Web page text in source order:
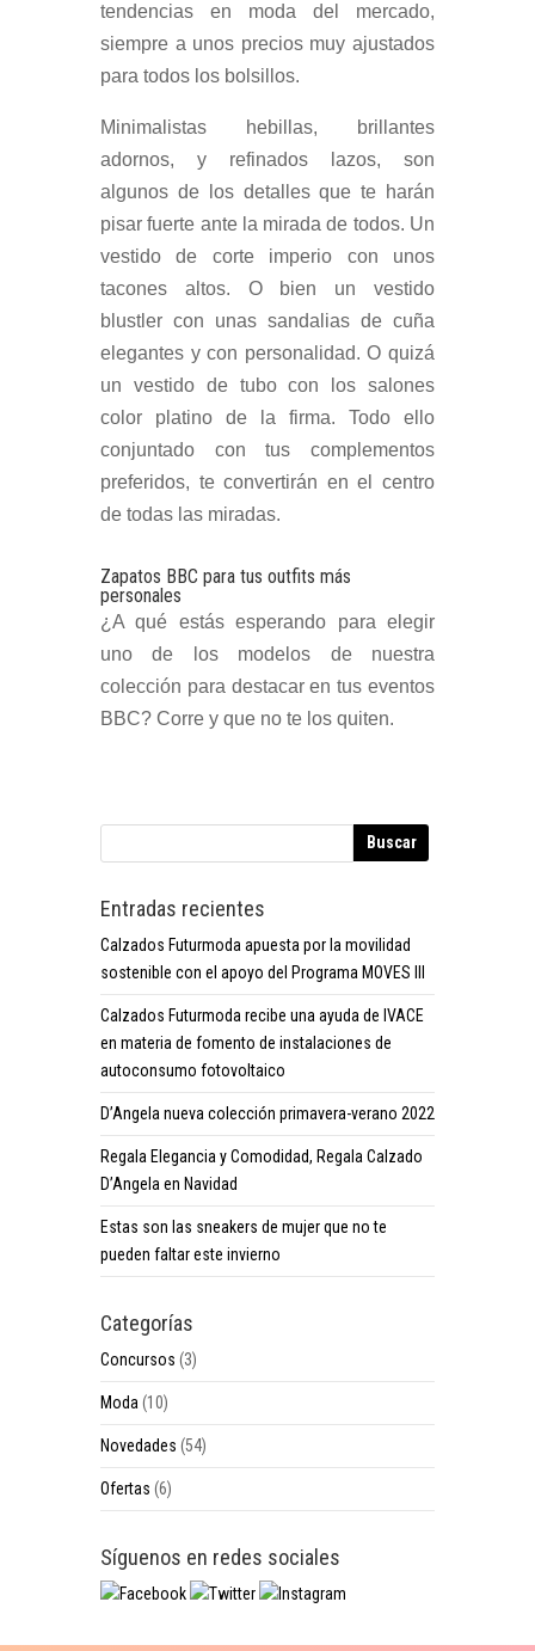
tendencias en moda del mercado,
siempre a unos precios muy ajustados
para todos los bolsillos.
Minimalistas hebillas, brillantes
adornos, y refinados lazos, son
algunos de los detalles que te harán
pisar fuerte ante la mirada de todos. Un
vestido de corte imperio con unos
tacones altos. O bien un vestido
blustler con unas sandalias de cuña
elegantes y con personalidad. O quizá
un vestido de tubo con los salones
color platino de la firma. Todo ello
conjuntado con tus complementos
preferidos, te convertirán en el centro
de todas las miradas.
Zapatos BBC para tus outfits más
personales
¿A qué estás esperando para elegir
uno de los modelos de nuestra
colección para destacar en tus eventos
BBC? Corre y que no te los quiten.
Entradas recientes
Calzados Futurmoda apuesta por la movilidad
sostenible con el apoyo del Programa MOVES III
Calzados Futurmoda recibe una ayuda de IVACE
en materia de fomento de instalaciones de
autoconsumo fotovoltaico
D’Angela nueva colección primavera-verano 2022
Regala Elegancia y Comodidad, Regala Calzado
D’Angela en Navidad
Estas son las sneakers de mujer que no te
pueden faltar este invierno
Categorías
Concursos (3)
Moda(10)
Novedades (54)
Ofertas (6)
Síguenos en redes sociales